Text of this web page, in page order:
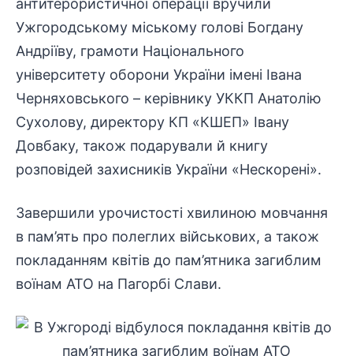
антитерористичної операції вручили
Ужгородському міському голові Богдану
Андріїву, грамоти Національного
університету оборони України імені Івана
Черняховського – керівнику УККП Анатолію
Сухолову, директору КП «КШЕП» Івану
Довбаку, також подарували й книгу
розповідей захисників України «Нескорені».
Завершили урочистості хвилиною мовчання
в пам’ять про полеглих військових, а також
покладанням квітів до пам’ятника загиблим
воїнам АТО на Пагорбі Слави.